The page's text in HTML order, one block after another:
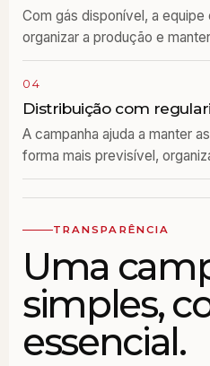
Com gás disponível, a equipe
organizar a produção e
04
Distribuição com
A campanha ajuda a manter
forma mais previsível,
TRANSPARÊNCIA
Uma
simples,
essencial.